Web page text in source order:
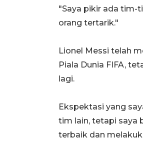
"Saya pikir ada tim-
orang tertarik."
Lionel Messi telah
Piala Dunia FIFA,
lagi.
Ekspektasi yang
tim lain, tetapi saya
terbaik dan